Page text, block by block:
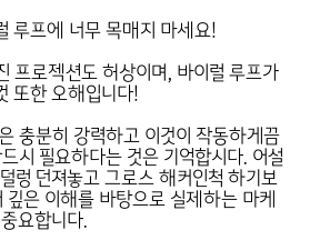
루프에 너무 목매지 마세요!
프로젝션도 허상이며, 바이럴 루프가
또한 오해입니다!
충분히 강력하고 이것이 작동하게끔
시 필요하다는 것은 기억합시다. 어설
렁 던져놓고 그로스 해커인척 하기보
은 이해를 바탕으로 실제하는 마케
요합니다.